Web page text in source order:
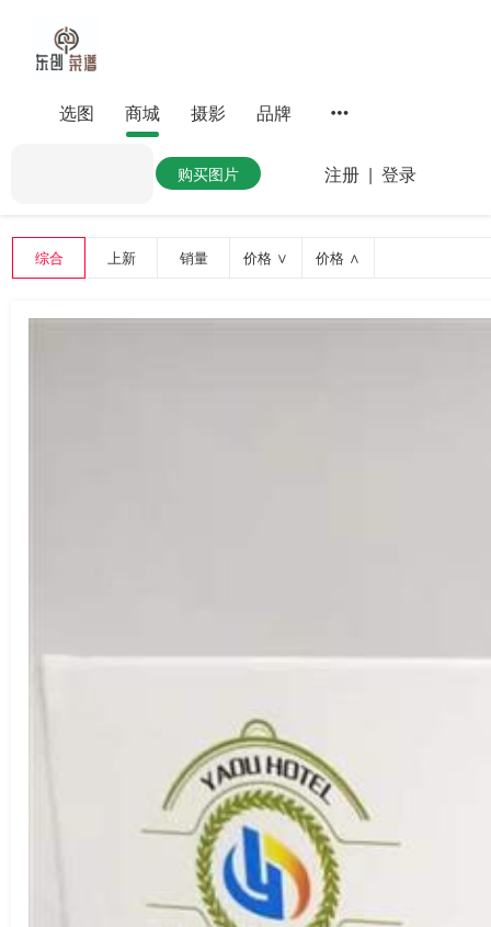
选图 商城 摄影 品牌
注册 | 登录
购买图片
综合 上新 销量 价格 ∨ 价格 ∧